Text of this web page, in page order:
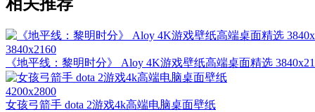
相关推荐
3840x2160
《地平线：黎明时分》 Aloy 4K游戏壁纸高端桌面精选
4200x2800
女孩弓箭手 dota 2游戏4k高端电脑桌面壁纸